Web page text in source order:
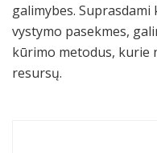
galimybes.
vystymo pasekmes,
kūrimo metodus, kurie
resursų.